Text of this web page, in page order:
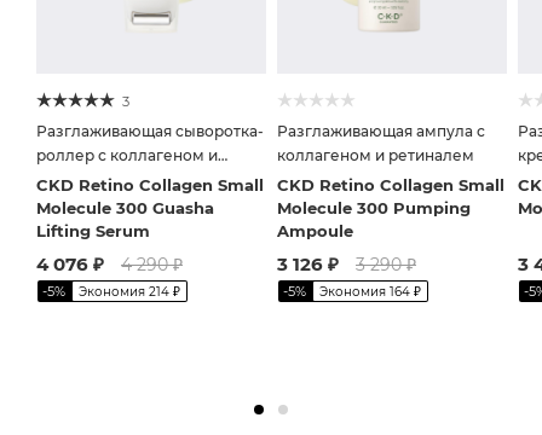
3
Разглаживающая сыворотка-
роллер с коллагеном и
ретиналем
CKD Retino Collagen Small
Molecule 300 Guasha
Lifting Serum
4 076 ₽ 4 290₽
-5% Экономия 214 ₽
Разглаживающая ампула с
коллагеном и ретиналем
CKD Retino Collagen Small
Molecule 300 Pumping
Ampoule
3 126 ₽ 3 290₽
-5% Экономия 164 ₽
3
-5